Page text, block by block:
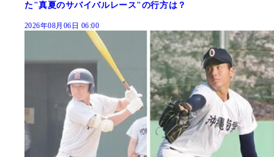
た"真夏のサバイバルレース"の行方は？
2026年08月06日 06:00